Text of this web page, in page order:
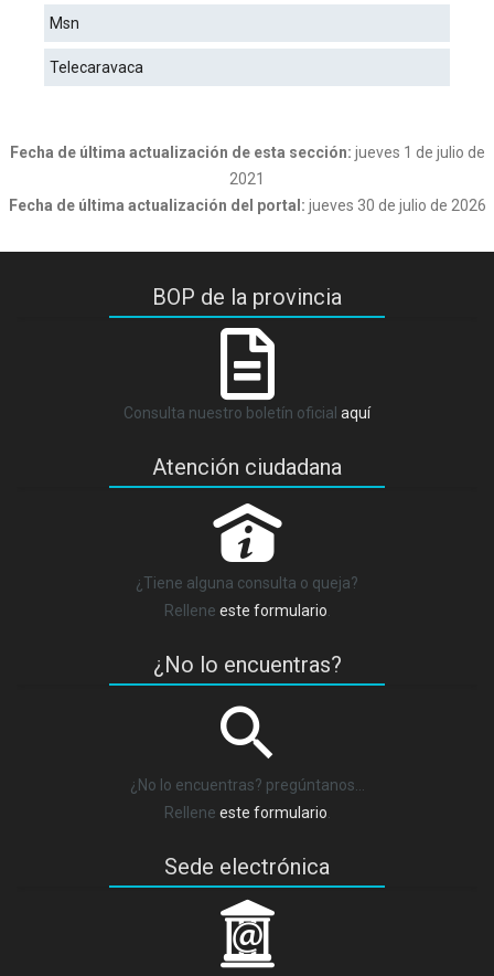
Msn
Telecaravaca
Fecha de última actualización de esta sección: jueves 1 de julio de
2021
Fecha de última actualización del portal: jueves 30 de julio de 2026
BOP de la provincia
Consulta nuestro boletín oficial aquí
Atención ciudadana
P
¿Tiene alguna consulta o queja?
Rellene este formulario
¿No lo encuentras?
¿No lo encuentras? pregúntanos…
Rellene este formulario
Sede electrónica
_